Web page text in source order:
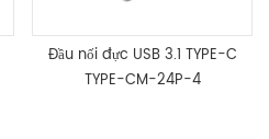
Đầu nối đực USB 3.1 TYPE-C
TYPE-CM-24P-4